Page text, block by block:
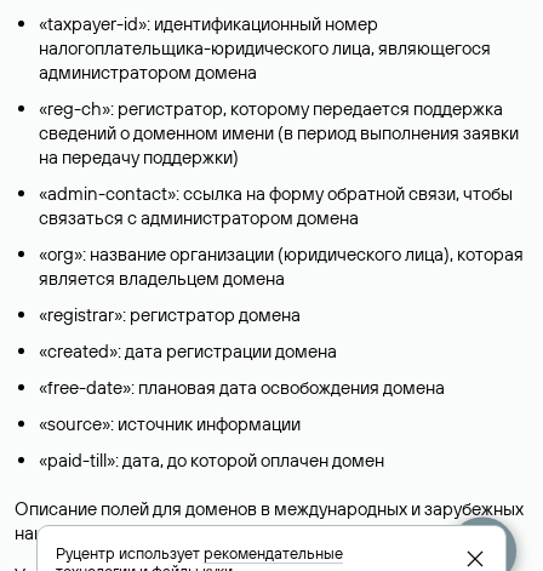
«taxpayer-id»: идентификационный номер
налогоплательщика-юридического лица, являющегося
администратором домена
«reg-ch»: регистратор, которому передается поддержка
сведений о доменном имени (в период выполнения заявки
на передачу поддержки)
«admin-contact»: ссылка на форму обратной связи, чтобы
связаться с администратором домена
«org»: название организации (юридического лица), которая
является владельцем домена
«registrar»: регистратор домена
«created»: дата регистрации домена
«free-date»: плановая дата освобождения домена
«source»: источник информации
«paid-till»: дата, до которой оплачен домен
Описание полей для доменов в международных и зарубежных
национальных доменах представлены в разделе «Помощь».
Руцентр используетрекомендательные